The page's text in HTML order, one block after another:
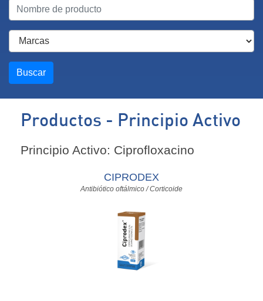
Buscar
Productos - Principio Activo
Principio Activo: Ciprofloxacino
CIPRODEX
Antibiótico oftálmico / Corticoide